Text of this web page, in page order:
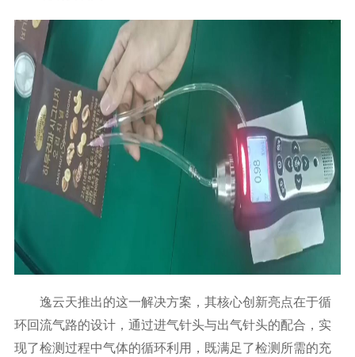
逸云天推出的这一解决方案，其核心创新亮点在于循
环回流气路的设计，通过进气针头与出气针头的配合，实
现了检测过程中气体的循环利用，既满足了检测所需的充